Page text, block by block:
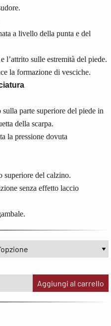
a livello della punta e del
l’attrito sulle estremità del piede.
la formazione di vesciche.
parte superiore del piede in
della scarpa.
la pressione dovuta
superiore del calzino.
senza effetto laccio
Aggiungi al carrello